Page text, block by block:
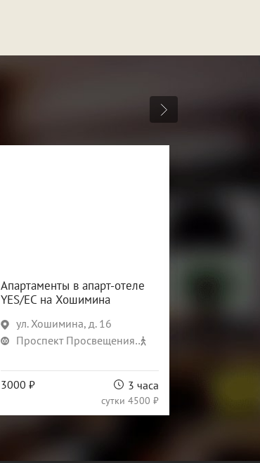
Апартаменты в апарт-отеле
YES/ЕС на Хошимина
ул. Хошимина, д. 16
Проспект Просвещения
3000 ₽ 3 часа
сутки 4500 ₽